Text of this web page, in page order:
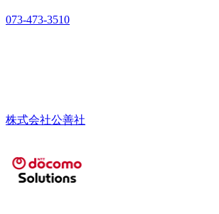
073-473-3510
株式会社公善社